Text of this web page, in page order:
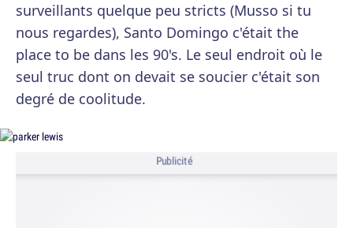
surveillants quelque peu stricts (Musso si tu
nous regardes), Santo Domingo c'était the
place to be dans les 90's. Le seul endroit où le
seul truc dont on devait se soucier c'était son
degré de coolitude.
Publicité